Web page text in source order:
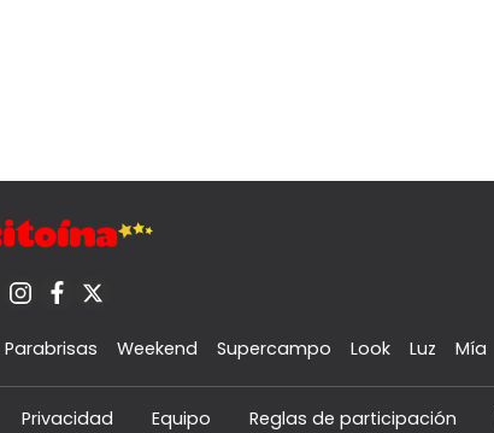
Parabrisas Weekend Supercampo Look Luz Mía
Privacidad Equipo Reglas de participación